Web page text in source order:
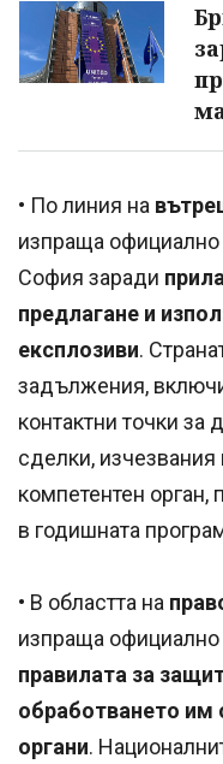
• По линия на
изпраща
София заради
предлагане и
експлозиви.
задължения,
контактни точки за
сделки,
компетентен орган,
в годишната
• В областта на
изпраща
правилата за
обработването им
органи.